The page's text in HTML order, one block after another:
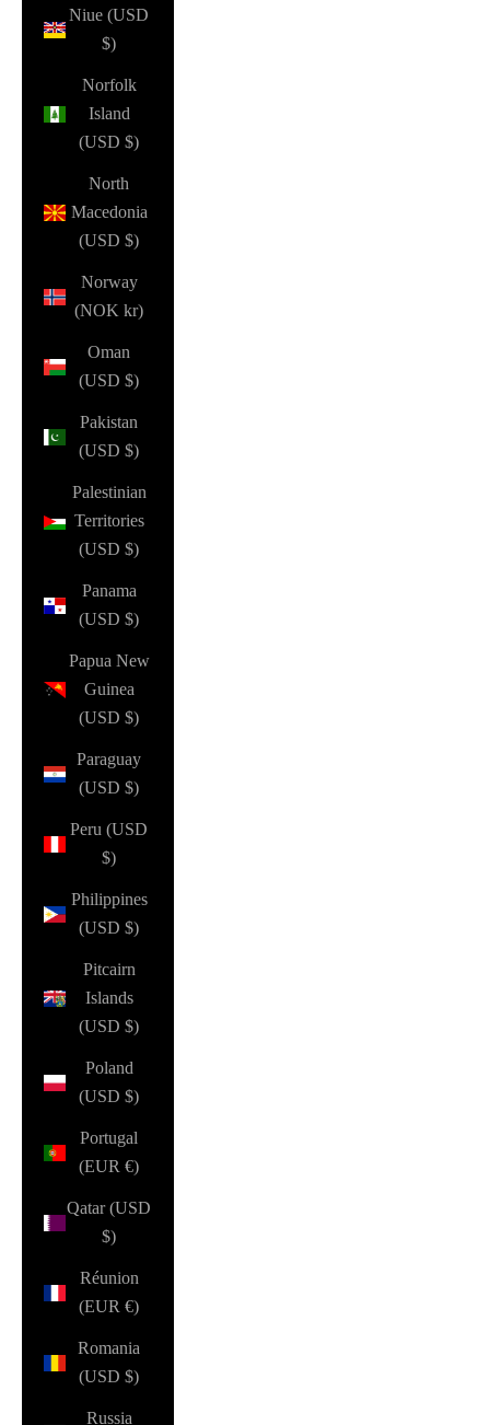
Niue (USD
$)
Norfolk
Island
(USD $)
North
Macedonia
(USD $)
Norway
(NOK kr)
Oman
(USD $)
Pakistan
(USD $)
Palestinian
Territories
(USD $)
Panama
(USD $)
Papua New
Guinea
(USD $)
Paraguay
(USD $)
Peru (USD
$)
Philippines
(USD $)
Pitcairn
Islands
(USD $)
Poland
(USD $)
Portugal
(EUR €)
Qatar (USD
$)
Réunion
(EUR €)
Romania
(USD $)
Russia